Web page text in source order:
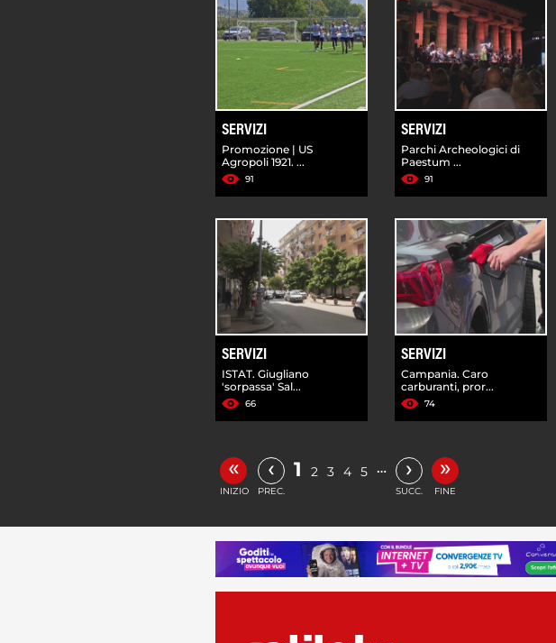
SERVIZI
Promozione | US
Agropoli 1921. ...
91
SERVIZI
Parchi Archeologici di
Paestum ...
91
SERVIZI
ISTAT. Giugliano
'sorpassa' Sal...
66
SERVIZI
Campania. Caro
carburanti, pror...
74
«
INIZIO
‹
PREC.
1 2 3 4 5 … ›
SUCC.
»
FINE